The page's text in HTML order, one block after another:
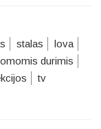
stalas
lova
durimis
tv